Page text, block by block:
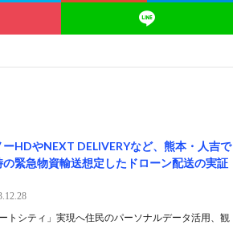
ーHDやNEXT DELIVERYなど、熊本・人吉で
の緊急物資輸送想定したドローン配送の実証
ートシティ」実現へ住民のパーソナルデータ活用、観